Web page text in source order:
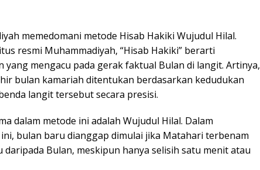
memedomani metode Hisab Hakiki Wujudul Hilal.
resmi Muhammadiyah, “Hisab Hakiki” berarti
yang mengacu pada gerak faktual Bulan di langit. Artinya,
bulan kamariah ditentukan berdasarkan kedudukan
langit tersebut secara presisi.
dalam metode ini adalah Wujudul Hilal. Dalam
bulan baru dianggap dimulai jika Matahari terbenam
daripada Bulan, meskipun hanya selisih satu menit atau